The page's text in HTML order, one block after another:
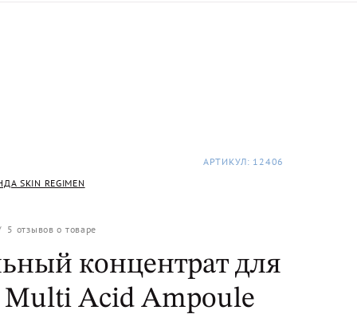
SKIN REGIMEN
АРТИКУЛ: 12406
5 отзывов о товаре
концентрат для
Acid Ampoule